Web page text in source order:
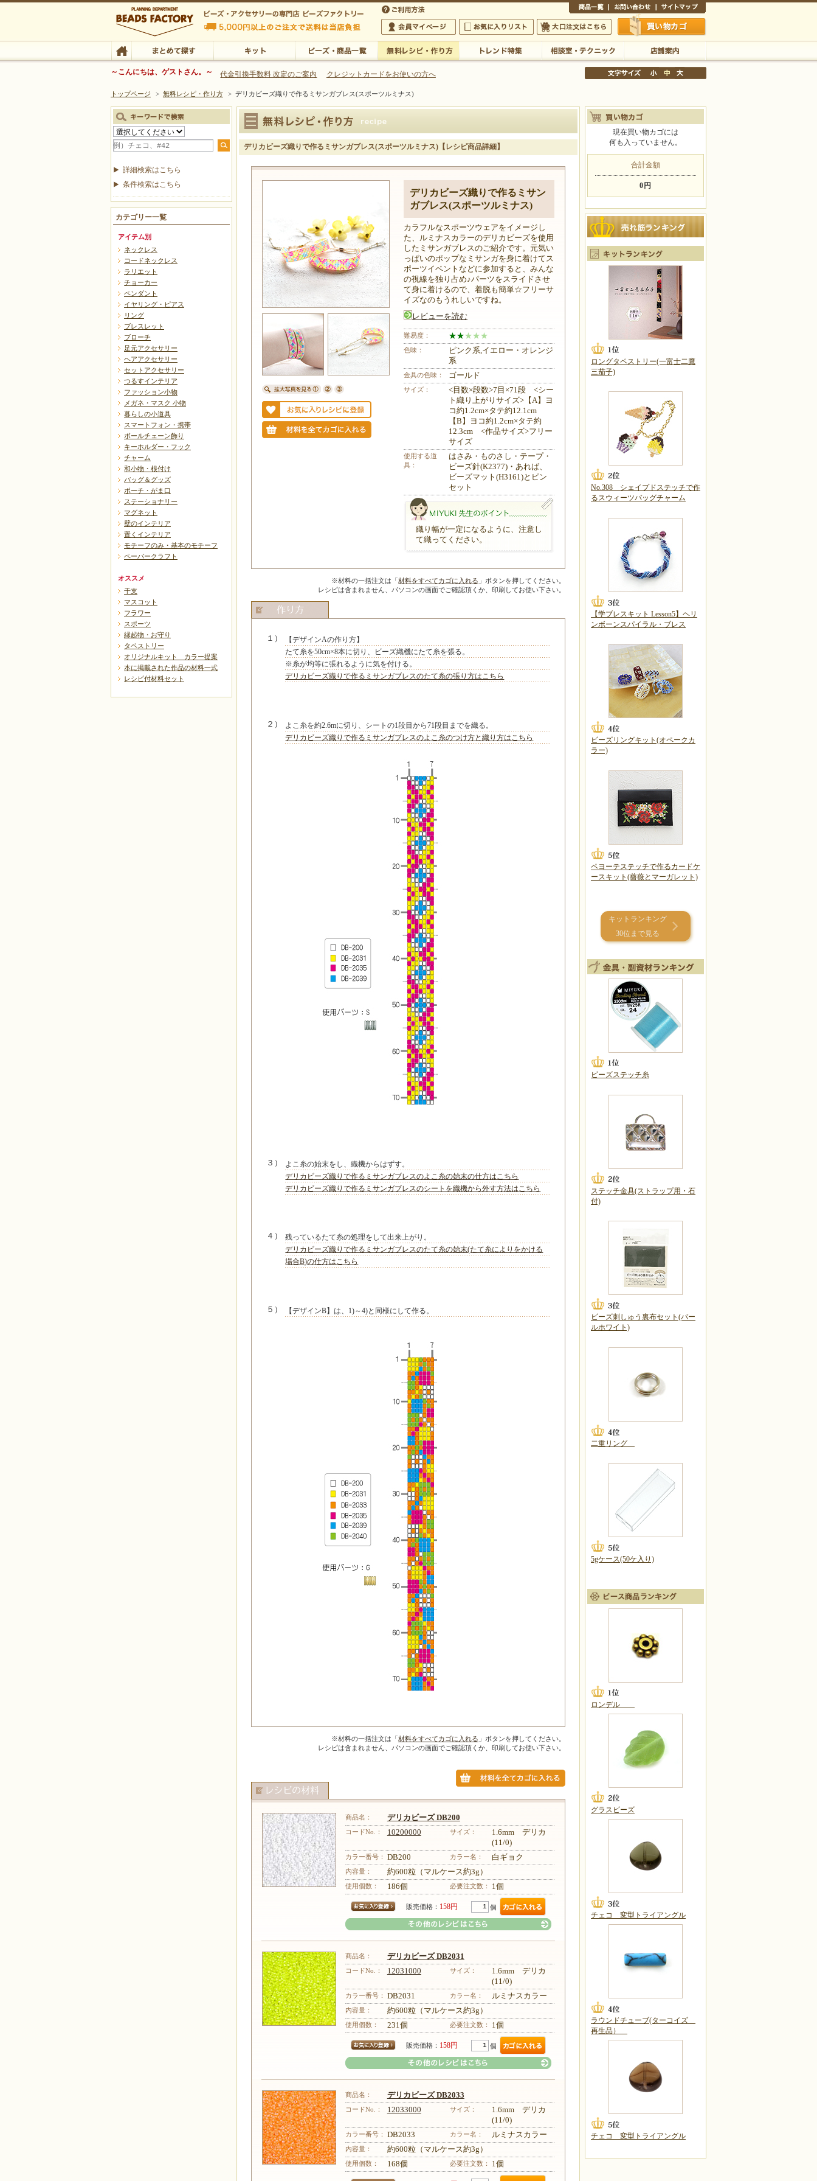
ビーズファクトリー ビーズ・パーツ・金具など・アクセサリーの専門店
ビーズ・アクセサリーの専門店 ビーズファクトリー 5,000円以上のご注文で送料は当店が負担いたします
ビーズ・アクセサリーの専門店 ビーズファクトリー 5,000円以上のご注文で送料は当店が負担いたします
ご利用方法
会員マイページ
お気に入りリスト 大口注文はこちら 買い物かご
TOP まとめて探す 店舗案内
～こんにちは、ゲストさん。～ 代金引換手数料 改定のご案内 クレジットカードをお使いの方へ
トップページ > 無料レシピ・作り方 > デリカビーズ織りで作るミサンガブレス(スポーツルミナス)
デリカビーズ織りで作るミサンガブレス(スポーツルミナス)【レシピ商品詳細】
デリカビーズ織りで作るミサン
ガブレス(スポーツルミナス)
カラフルなスポーツウェアをイメージし
た、ルミナスカラーのデリカビーズを使用
したミサンガブレスのご紹介です。元気い
っぱいのポップなミサンガを身に着けてス
ポーツイベントなどに参加すると、みんな
の視線を独り占め♪パーツをスライドさせ
て身に着けるので、着脱も簡単☆フリーサ
イズなのもうれしいですね。
レビューを読む
難易度： ★★★★★
色味：
ピンク系,イエロー・オレンジ
系
金具の色味： ゴールド
サイズ：
<目数×段数>7目×71段 <シー
ト織り上がりサイズ>【A】ヨ
コ約1.2cm×タテ約12.1cm
【B】ヨコ約1.2cm×タテ約
12.3cm <作品サイズ>フリー
サイズ
使用する道
具：
はさみ・ものさし・テープ・
ビーズ針(K2377)・あれば、
ビーズマット(H3161)とピン
セット
MIYUKI先生のポイント
織り幅が一定になるように、注意し
て織ってください。
※材料の一括注文は「材料をすべてカゴに入れる 」ボタンを押してください。
レシピは含まれません、パソコンの画面でご確認頂くか、印刷してお使い下さい。
１）
【デザインAの作り方】
たて糸を50cm×8本に切り、ビーズ織機にたて糸を張る。
※糸が均等に張れるように気を付ける。
デリカビーズ織りで作るミサンガブレスのたて糸の張り方はこちら
２）
よこ糸を約2.6mに切り、シートの1段目から71段目までを織る。
デリカビーズ織りで作るミサンガブレスのよこ糸のつけ方と織り方はこちら
３）
よこ糸の始末をし、織機からはずす。
デリカビーズ織りで作るミサンガブレスのよこ糸の始末の仕方はこちら
デリカビーズ織りで作るミサンガブレスのシートを織機から外す方法はこちら
４）
残っているたて糸の処理をして出来上がり。
デリカビーズ織りで作るミサンガブレスのたて糸の始末(たて糸によりをかける
場合B)の仕方はこちら
５） 【デザインB】は、1)～4)と同様にして作る。
※材料の一括注文は「 材料をすべてカゴに入れる 」ボタンを押してください。
レシピは含まれません、パソコンの画面でご確認頂くか、印刷してお使い下さい。
商品名： デリカビーズ DB200
コードNo.： 10200000 サイズ：
1.6mm デリカ
(11/0)
カラー番号： DB200 カラー名： 白ギョク
内容量： 約600粒（マルケース約3g）
使用個数： 186個 必要注文数： 1個
販売価格： 158円 個
その他のレシピはこちら
商品名： デリカビーズ DB2031
コードNo.： 12031000 サイズ：
1.6mm デリカ
(11/0)
カラー番号： DB2031 カラー名： ルミナスカラー
内容量： 約600粒（マルケース約3g）
使用個数： 231個 必要注文数： 1個
販売価格： 158円 個
その他のレシピはこちら
商品名： デリカビーズ DB2033
コードNo.： 12033000 サイズ：
1.6mm デリカ
(11/0)
カラー番号： DB2033 カラー名： ルミナスカラー
内容量： 約600粒（マルケース約3g）
使用個数： 168個 必要注文数： 1個
詳細検索はこちら
条件検索はこちら
カテゴリー一覧
アイテム別
ネックレス
コードネックレス
ラリエット
チョーカー
ペンダント
イヤリング・ピアス
リング
ブレスレット
ブローチ
足元アクセサリー
ヘアアクセサリー
セットアクセサリー
つるすインテリア
ファッション小物
メガネ・マスク 小物
暮らしの小道具
スマートフォン・携帯
ボールチェーン飾り
キーホルダー・フック
チャーム
和小物・根付け
バッグ＆グッズ
ポーチ・がま口
ステーショナリー
マグネット
壁のインテリア
置くインテリア
モチーフのみ・基本のモチーフ
ペーパークラフト
オススメ
干支
マスコット
フラワー
スポーツ
縁起物・お守り
タペストリー
オリジナルキット カラー提案
本に掲載された作品の材料一式
レシピ付材料セット
現在買い物カゴには
何も入っていません。
合計金額
0円
ロングタペストリー(一富士二鷹
三茄子)
No.308 シェイプドステッチで作
るスウィーツバッグチャーム
【学ブレスキット Lesson5】ヘリ
ンボーンスパイラル・ブレス
ビーズリングキット(オペークカ
ラー)
ペヨーテステッチで作るカードケ
ースキット(薔薇とマーガレット)
キットランキング
30位まで見る
ビーズステッチ糸
ステッチ金具(ストラップ用・石
付)
ビーズ刺しゅう裏布セット(パー
ルホワイト)
二重リング
5gケース(50ケ入り)
ロンデル
グラスビーズ
チェコ 変型トライアングル
ラウンドチューブ(ターコイズ
再生品）
チェコ 変型トライアングル